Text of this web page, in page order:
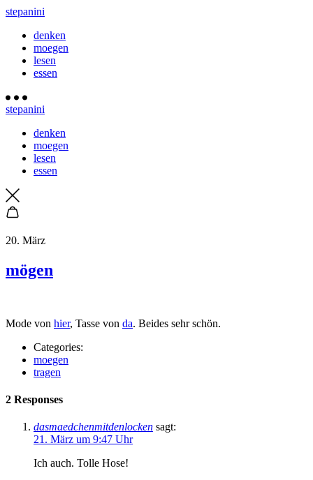
stepanini
denken
moegen
lesen
essen
stepanini
denken
moegen
lesen
essen
20. März
mögen
Mode von hier, Tasse von da. Beides sehr schön.
Categories:
moegen
tragen
2 Responses
dasmaedchenmitdenlocken sagt:
21. März um 9:47 Uhr
Ich auch. Tolle Hose!